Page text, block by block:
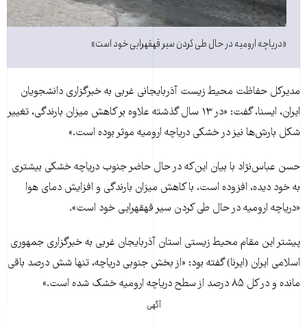
«درياچه اروميه در حال طی کردن سير قهقهرايی خود است»
مديرکل حفاظت محيط زيست آذربايجانی غربی به خبرگزاری دانشجويان
ايران، ايسنا، گفت: «در ۱۳ سال گذشته علاوه بر کاهش ميزان بارندگی، تغيير
شکل بارش‌ها نيز در خشکی درياچه اروميه موثر بوده است.»
حسن عباس‌نژاد با بيان اين‌که در حال حاضر جنوب درياچه خشکی بيشتری
به خود ديده، افزوده است، با کاهش ميزان بارندگی و افزايش دمای هوا
«درياچه اروميه در حال طی کردن سير قهقهرايی خود است».
پيشتر اين مقام محيط زيستی استان آذربايجان غربی به خبرگزاری جمهوری
اسلامی ایران (ايرنا) گفته بود: «از بخش جنوبی درياچه، تنها شش درصد باقی
مانده و در کل ۸۵ درصد از سطح درياچه اروميه خشک شده است.»
آگهی